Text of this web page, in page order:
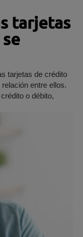
tarjetas
tarjetas de crédito
entre ellos.
o débito,